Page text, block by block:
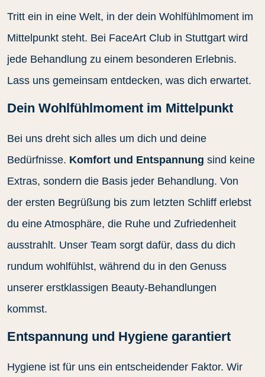
Tritt ein in eine Welt, in der dein Wohlfühlmoment im
Mittelpunkt steht. Bei FaceArt Club in Stuttgart wird
jede Behandlung zu einem besonderen Erlebnis.
Lass uns gemeinsam entdecken, was dich erwartet.
Dein Wohlfühlmoment im Mittelpunkt
Bei uns dreht sich alles um dich und deine
Bedürfnisse. Komfort und Entspannung sind keine
Extras, sondern die Basis jeder Behandlung. Von
der ersten Begrüßung bis zum letzten Schliff erlebst
du eine Atmosphäre, die Ruhe und Zufriedenheit
ausstrahlt. Unser Team sorgt dafür, dass du dich
rundum wohlfühlst, während du in den Genuss
unserer erstklassigen Beauty-Behandlungen
kommst.
Entspannung und Hygiene garantiert
Hygiene ist für uns ein entscheidender Faktor. Wir